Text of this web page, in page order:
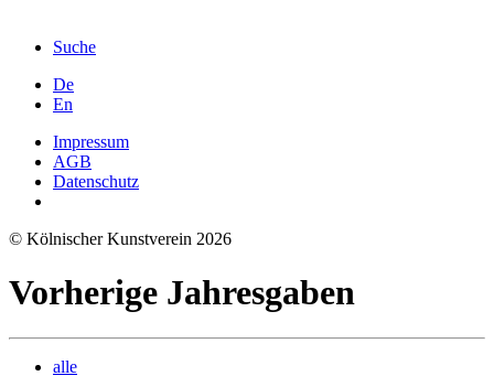
Suche
De
En
Impressum
AGB
Datenschutz
© Kölnischer Kunstverein 2026
Vorherige Jahresgaben
alle